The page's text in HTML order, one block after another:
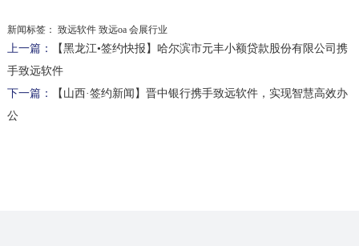
新闻标签： 致远软件 致远oa 会展行业
上一篇：
【黑龙江•签约快报】哈尔滨市元丰小额贷款股份有限公司携
手致远软件
下一篇：
【山西·签约新闻】晋中银行携手致远软件，实现智慧高效办
公